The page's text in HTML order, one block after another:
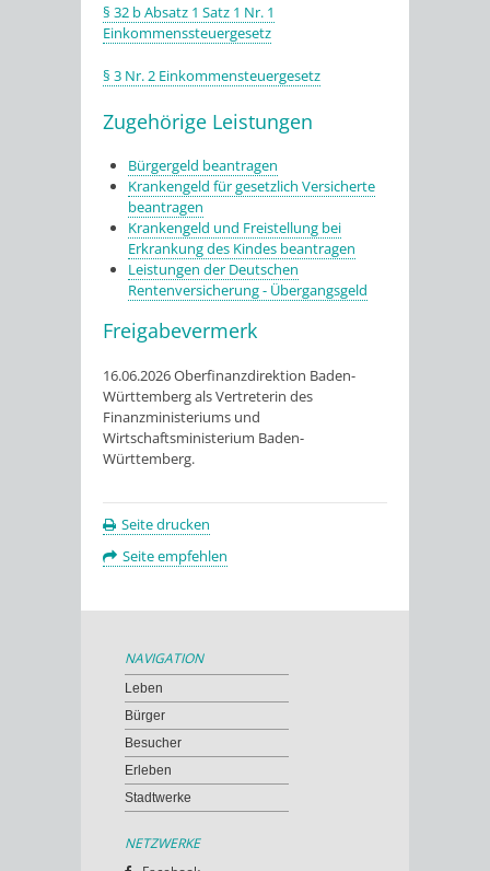
§ 32 b Absatz 1 Satz 1 Nr. 1
Einkommenssteuergesetz
§ 3 Nr. 2 Einkommensteuergesetz
Zugehörige Leistungen
Bürgergeld beantragen
Krankengeld für gesetzlich Versicherte
beantragen
Krankengeld und Freistellung bei
Erkrankung des Kindes beantragen
Leistungen der Deutschen
Rentenversicherung - Übergangsgeld
Freigabevermerk
16.06.2026 Oberfinanzdirektion Baden-
Württemberg als Vertreterin des
Finanzministeriums und
Wirtschaftsministerium Baden-
Württemberg.
Seite drucken
Seite empfehlen
NAVIGATION
Leben
Bürger
Besucher
Erleben
Stadtwerke
NETZWERKE